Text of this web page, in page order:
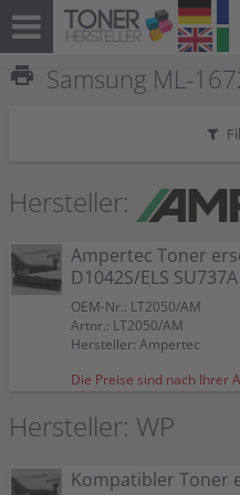
print Samsung ML-
Hersteller:
Ampertec Toner
D1042S/ELS
OEM-Nr.: LT2050/AM
Artnr.: LT2050/AM
Hersteller: Ampertec
Die Preise sind nach Ihrer
Hersteller: WP
Kompatibler Toner